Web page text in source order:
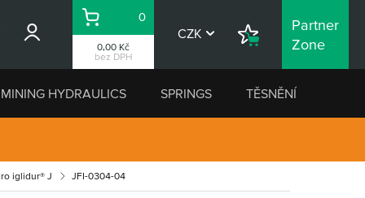
0,00 Kč
bez DPH
Košík
0
CZK
Nákupní
Partner
Zone
MINING HYDRAULICS SPRINGS TĚSNĚNÍ
iglidur® J JFI-0304-04